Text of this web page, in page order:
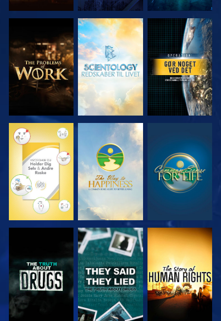
UDFORSK
SERIEN
UDFORSK
SERIEN
SE
SE SE SE
SE SE